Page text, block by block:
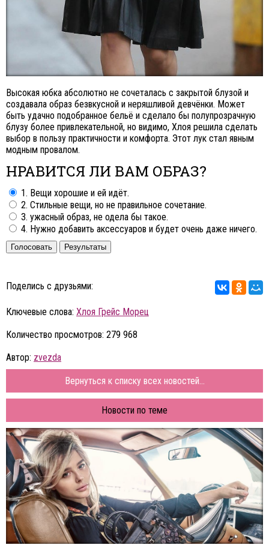
Высокая юбка абсолютно не сочеталась с закрытой блузой и
создавала образ безвкусной и неряшливой девчёнки. Может
быть удачно подобранное бельё и сделало бы полупрозрачную
блузу более привлекательной, но видимо, Хлоя решила сделать
выбор в пользу практичности и комфорта. Этот лук стал явным
модным провалом.
НРАВИТСЯ ЛИ ВАМ ОБРАЗ?
1. Вещи хорошие и ей идёт.
2. Стильные вещи, но не правильное сочетание.
3. ужасный образ, не одела бы такое.
4. Нужно добавить аксессуаров и будет очень даже ничего.
Голосовать Результаты
Поделись с друзьями:
Ключевые слова: Хлоя Грейс Морец
Количество просмотров: 279 968
Автор: zvezda
Вернуться к списку всех новостей...
Новости по теме